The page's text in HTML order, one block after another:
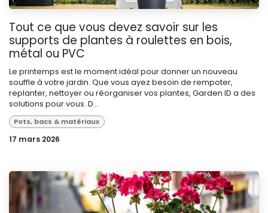
Tout ce que vous devez savoir sur les
supports de plantes à roulettes en bois,
métal ou PVC
Le printemps est le moment idéal pour donner un nouveau
souffle à votre jardin. Que vous ayez besoin de rempoter,
replanter, nettoyer ou réorganiser vos plantes, Garden ID a des
solutions pour vous. D...
Pots, bacs & matériaux
17 mars 2026